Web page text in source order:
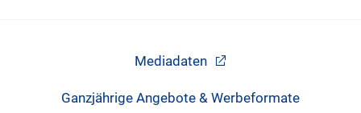
Mediadaten
Ganzjährige Angebote & Werbeformate